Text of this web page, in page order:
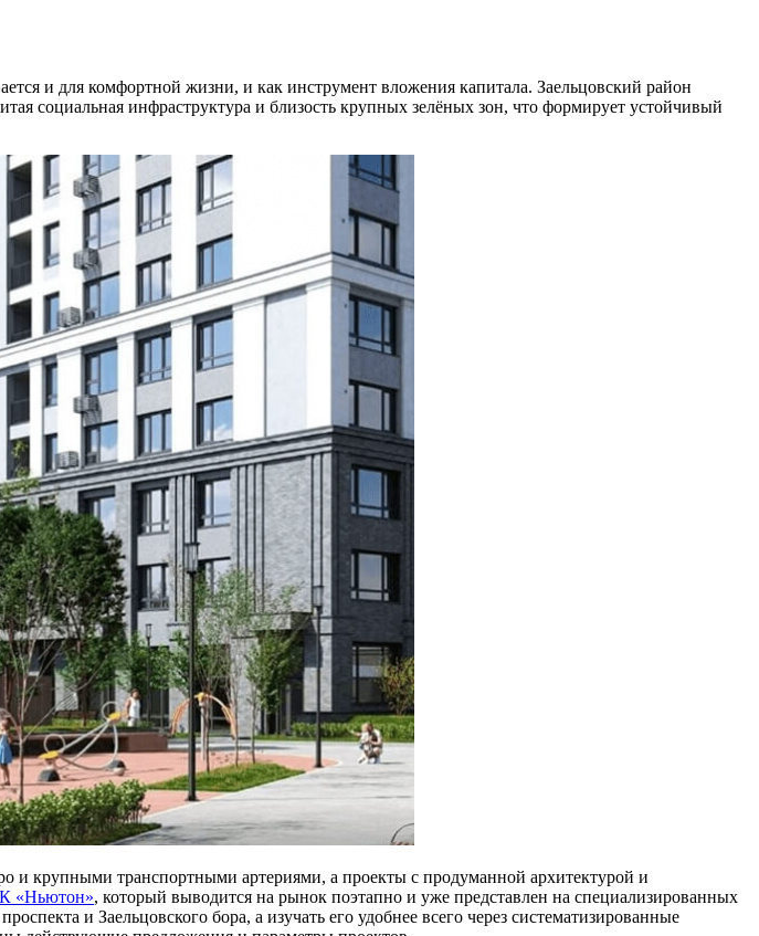
и для комфортной жизни, и как инструмент вложения капитала. Заельцовский район
социальная инфраструктура и близость крупных зелёных зон, что формирует устойчивый
и крупными транспортными артериями, а проекты с продуманной архитектурой и
«Ньютон», который выводится на рынок поэтапно и уже представлен на специализированных
и Заельцовского бора, а изучать его удобнее всего через систематизированные